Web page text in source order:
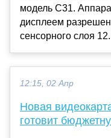
модель C31.
дисплеем
сенсорного слоя
12:15, 02 Апр
Новая
готовит